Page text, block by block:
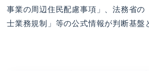
事業の周辺住民配慮事項」、法務省の
士業務規制」等の公式情報が判断基盤